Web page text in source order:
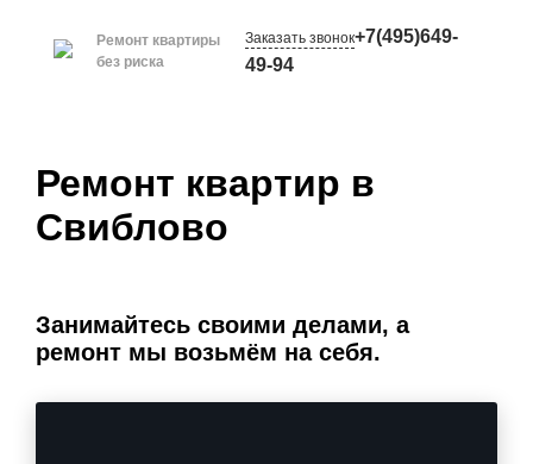
Ремонт квартиры
без риска
Заказать звонок+7(495)649-
49-94
Ремонт квартир в
Свиблово
Занимайтесь своими делами, а
ремонт мы возьмём на себя.